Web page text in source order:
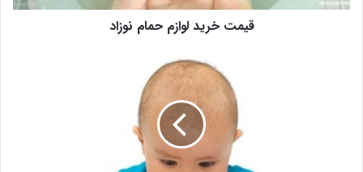
قیمت خرید لوازم حمام نوزاد